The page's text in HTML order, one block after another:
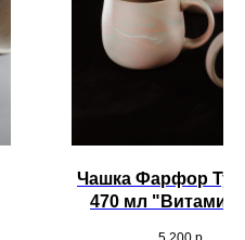
Чашка Фарфор
470 мл